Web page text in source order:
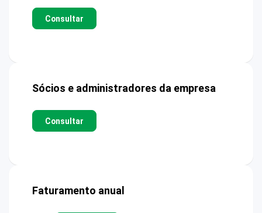
Consultar
Sócios e administradores da empresa
Consultar
Faturamento anual